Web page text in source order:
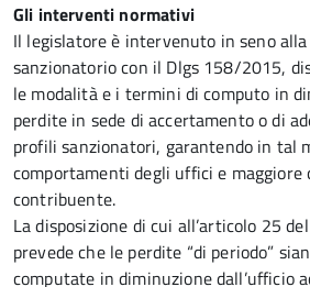
Gli interventi normativi
Il legislatore è intervenuto in seno
sanzionatorio con il Dlgs 158/2015,
le modalità e i termini di computo in
perdite in sede di accertamento o di
profili sanzionatori, garantendo in tal
comportamenti degli uffici e maggiore
contribuente.
La disposizione di cui all’articolo 25
prevede che le perdite “di periodo”
computate in diminuzione dall’ufficio